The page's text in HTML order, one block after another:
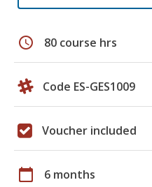
schedule 80 course hrs
Code ES-GES1009
Voucher included
calendar_today 6 months